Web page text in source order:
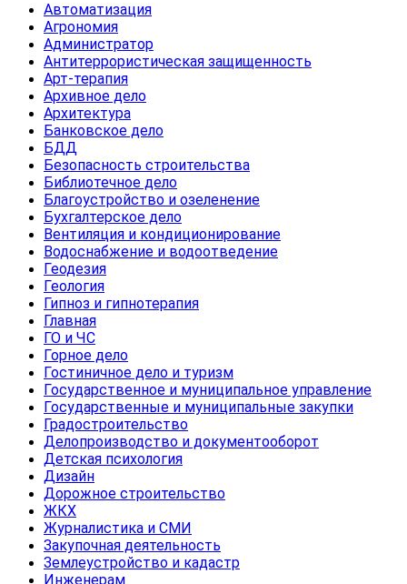
Автоматизация
Агрономия
Администратор
Антитеррористическая защищенность
Арт-терапия
Архивное дело
Архитектура
Банковское дело
БДД
Безопасность строительства
Библиотечное дело
Благоустройство и озеленение
Бухгалтерское дело
Вентиляция и кондиционирование
Водоснабжение и водоотведение
Геодезия
Геология
Гипноз и гипнотерапия
Главная
ГО и ЧС
Горное дело
Гостиничное дело и туризм
Государственное и муниципальное управление
Государственные и муниципальные закупки
Градостроительство
Делопроизводство и документооборот
Детская психология
Дизайн
Дорожное строительство
ЖКХ
Журналистика и СМИ
Закупочная деятельность
Землеустройство и кадастр
Инженерам